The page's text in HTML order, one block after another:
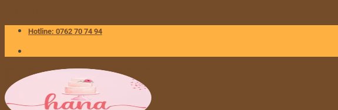
Hotline: 0762 70 74 94